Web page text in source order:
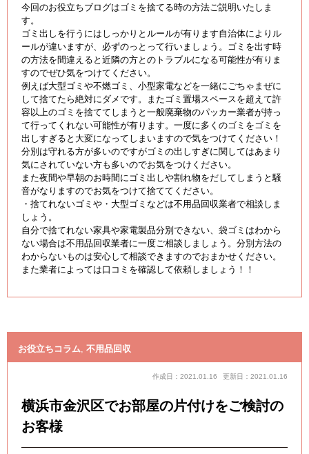
今回のお役立ちブログはゴミを捨てる時の方法ご説明いたしま
す。
ゴミ出しを行うにはしっかりとルールが有ります自治体によりル
ールが違いますが、必ずのっとって行いましょう。ゴミを出す時
の方法を間違えると近隣の方とのトラブルになる可能性が有りま
すのでぜひ気をつけてください。
例えば大型ゴミや不燃ゴミ、小型家電などを一緒にごちゃまぜに
して捨てたら絶対にダメです。またゴミ置場スペースを超えて許
容以上のゴミを捨ててしまうと一般廃棄物のパッカー業者が持っ
て行ってくれない可能性が有ります。一度に多くのゴミをゴミを
出しすぎると大変になってしまいますので気をつけてください！
分別は守れる方が多いのですがゴミの出しすぎに関してはあまり
気にされていない方も多いのでお気をつけください。
また夜間や早朝のお時間にゴミ出しや割れ物をだしてしまうと騒
音がなりますのでお気をつけて捨ててください。
・捨てれないゴミや・大型ゴミなどは不用品回収業者で相談しま
しょう。
自分で捨てれない家具や家電製品分別できない、袋ゴミはわから
ない場合は不用品回収業者に一度ご相談しましょう。分別方法の
わからないものは安心して相談できますのでおまかせください。
また業者によっては口コミを確認して依頼しましょう！！
お役立ちコラム 不用品回収
作成日：2021.01.16 更新日：2021.01.16
横浜市金沢区でお部屋の片付けをご検討の
お客様